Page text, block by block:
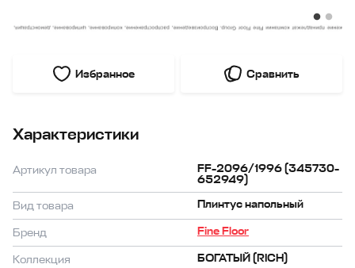
Избранное Сравнить
Характеристики
Артикул товара
FF-2096/1996 (345730-
652949)
Вид товара
Плинтус напольный
Бренд Fine Floor
Коллекция БОГАТЫЙ (RICH)